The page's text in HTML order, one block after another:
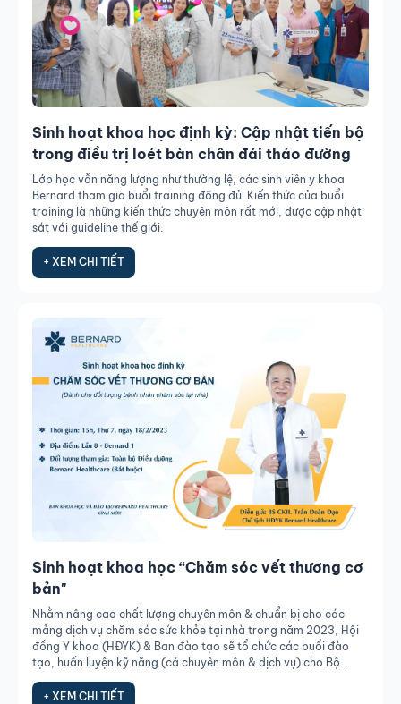
Sinh hoạt khoa học định kỳ: Cập nhật tiến bộ
trong điều trị loét bàn chân đái tháo đường​
Lớp học vẫn năng lượng như thường lệ, các sinh viên y khoa
Bernard tham gia buổi training đông đủ. Kiến thức của buổi
training là những kiến thức chuyên môn rất mới, được cập nhật
sát với guideline thế giới.
+ XEM CHI TIẾT
Sinh hoạt khoa học “Chăm sóc vết thương cơ
bản"
Nhằm nâng cao chất lượng chuyên môn & chuẩn bị cho các
mảng dịch vụ chăm sóc sức khỏe tại nhà trong năm 2023, Hội
đồng Y khoa (HĐYK) & Ban đào tạo sẽ tổ chức các buổi đào
tạo, huấn luyện kỹ năng (cả chuyên môn & dịch vụ) cho Bộ
+ XEM CHI TIẾT